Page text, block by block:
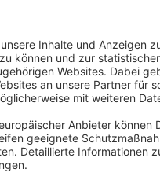
Elbe
Biodiversität